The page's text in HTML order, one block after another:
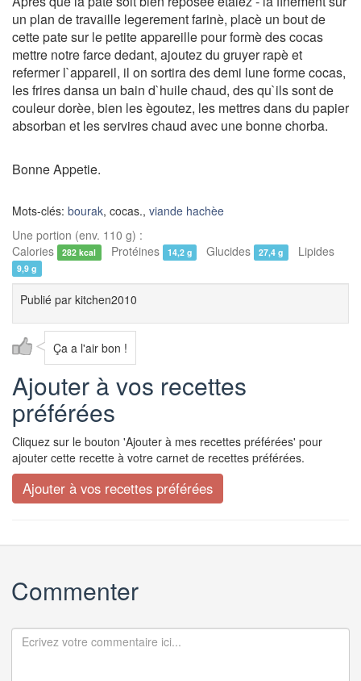
un plan de travaille legerement farinè, placè un bout de
cette pate sur le petite appareille pour formè des cocas
mettre notre farce dedant, ajoutez du gruyer rapè et
refermer l`appareil, il on sortira des demi lune forme cocas,
les frires dansa un bain d`huile chaud, des qu`ils sont de
couleur dorèe, bien les ègoutez, les mettres dans du papier
absorban et les servires chaud avec une bonne chorba.
Bonne Appetie.
Mots-clés: bourak, cocas., viande hachèe
Une portion (env. 110 g) :
Calories
282 kcal Protéines 14,2 g Glucides 27,4 g Lipides
9,9 g
Publié par kitchen2010
Ça a l'air bon !
Ajouter à vos recettes
préférées
Cliquez sur le bouton 'Ajouter à mes recettes préférées' pour
ajouter cette recette à votre carnet de recettes préférées.
Commenter